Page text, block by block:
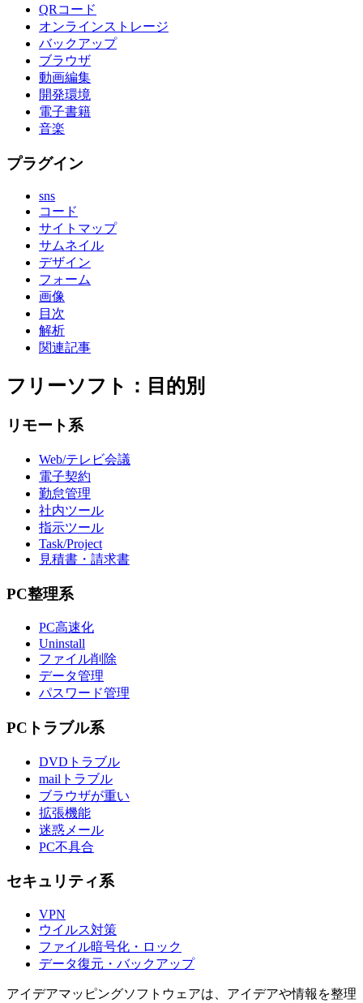
QRコード
オンラインストレージ
バックアップ
ブラウザ
動画編集
開発環境
電子書籍
音楽
プラグイン
sns
コード
サイトマップ
サムネイル
デザイン
フォーム
画像
目次
解析
関連記事
フリーソフト：目的別
リモート系
Web/テレビ会議
電子契約
勤怠管理
社内ツール
指示ツール
Task/Project
見積書・請求書
PC整理系
PC高速化
Uninstall
ファイル削除
データ管理
パスワード管理
PCトラブル系
DVDトラブル
mailトラブル
ブラウザが重い
拡張機能
迷惑メール
PC不具合
セキュリティ系
VPN
ウイルス対策
ファイル暗号化・ロック
データ復元・バックアップ
アイデアマッピングソフトウェアは、アイデアや情報を整理